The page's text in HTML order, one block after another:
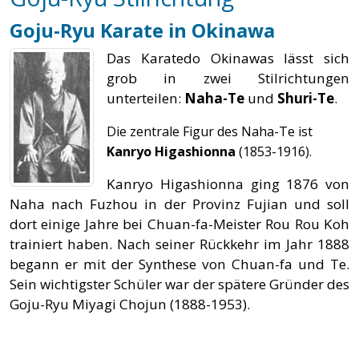
Goju-Ryu Karate in Okinawa
Das Karatedo Okinawas lässt sich
grob in zwei Stilrichtungen
unterteilen: Naha-Te und Shuri-Te.
Die zentrale Figur des Naha-Te ist
Kanryo Higashionna (1853-1916).
Kanryo Higashionna ging 1876 von
Naha nach Fuzhou in der Provinz Fujian und soll
dort einige Jahre bei Chuan-fa-Meister Rou Rou Koh
trainiert haben. Nach seiner Rückkehr im Jahr 1888
begann er mit der Synthese von Chuan-fa und Te.
Sein wichtigster Schüler war der spätere Gründer des
Goju-Ryu Miyagi Chojun (1888-1953).